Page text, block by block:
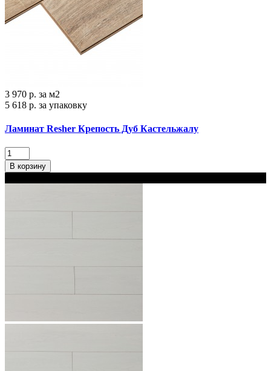
3 970 р. за м2
5 618 р. за упаковку
Ламинат Resher Крепость Дуб Кастельжалу
В корзину